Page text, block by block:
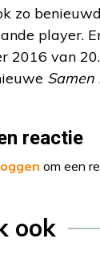
zo
player.
2016 van
Samen
reactie
om een
ook